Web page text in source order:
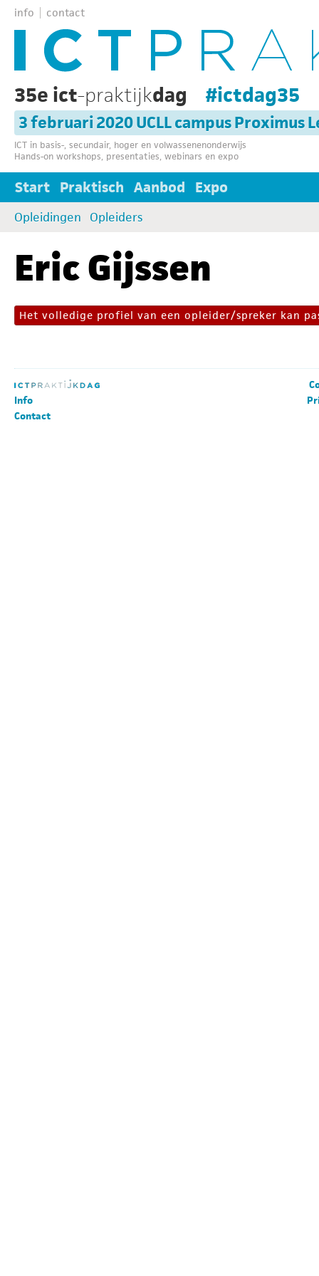
info contact
35e ict-praktijkdag #ictdag35
3 februari 2020 UCLL campus Proximus
ICT in basis-, secundair, hoger en volwassenenonderwijs
Hands-on workshops, presentaties, webinars en expo
Start Praktisch Aanbod Expo
Opleidingen Opleiders
Eric Gijssen
Het volledige profiel van een opleider/spreker kan
Info
Contact